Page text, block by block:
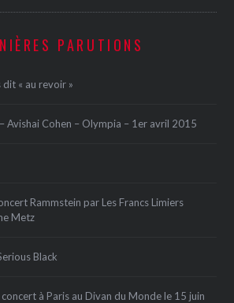
PARUTIONS
dit « au revoir »
Avishai Cohen – Olympia – 1er avril 2015
Rammstein par Les Francs Limiers
Metz
Black
à Paris au Divan du Monde le 15 juin